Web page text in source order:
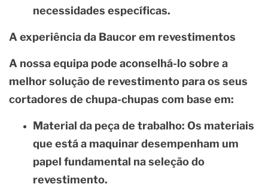
necessidades específicas.
A experiência da Baucor em revestimentos
A nossa equipa pode aconselhá-lo sobre a
melhor solução de revestimento para os seus
cortadores de chupa-chupas com base em:
Material da peça de trabalho: Os materiais
que está a maquinar desempenham um
papel fundamental na seleção do
revestimento.